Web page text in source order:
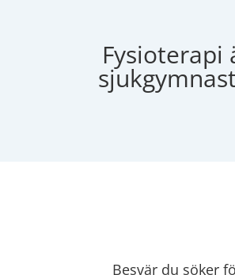
Fysioterapi
Besvär du söker